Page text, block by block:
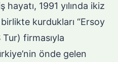
1991 yılında ikiz
kurdukları “Ersoy
firmasıyla
önde gelen